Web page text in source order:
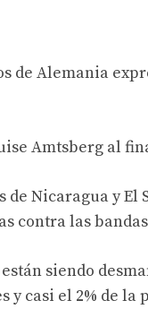
de Alemania
Amtsberg al
Nicaragua y
contra las
siendo
y casi el 2% de